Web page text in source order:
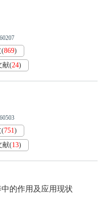
(869)
献(24)
(751)
献(13)
的作用及应用现状